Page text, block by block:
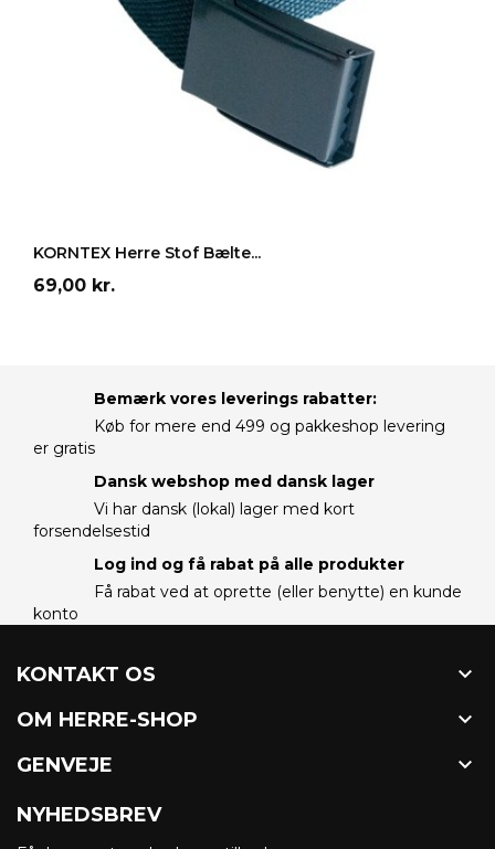
Mørkegrå
KORNTEX Herre Stof Bælte...
Pris
69,00 kr.
Bemærk vores leverings rabatter:
Køb for mere end 499 og pakkeshop levering
er gratis
Dansk webshop med dansk lager
Vi har dansk (lokal) lager med kort
forsendelsestid
Log ind og få rabat på alle produkter
Få rabat ved at oprette (eller benytte) en kunde
konto
KONTAKT OS 
OM HERRE-SHOP 
GENVEJE 
NYHEDSBREV